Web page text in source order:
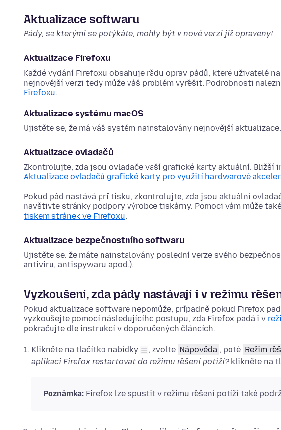
Aktualizace softwaru
Pády, se kterými se potýkáte, mohly být v nové verzi již opraveny!
Aktualizace Firefoxu
Každé vydání Firefoxu obsahuje řadu oprav pádů, které uživatelé
nejnovější verzi tedy může váš problém vyřešit. Podrobnosti
Firefoxu.
Aktualizace systému macOS
Ujistěte se, že má váš systém nainstalovány nejnovější aktualizace.
Aktualizace ovladačů
Zkontrolujte, zda jsou ovladače vaší grafické karty aktuální. Bližší
Aktualizace ovladačů grafické karty pro využití hardwarové
Pokud pád nastává při tisku, zkontrolujte, zda jsou aktuální
navštivte stránky podpory výrobce tiskárny. Pomoci vám může
tiskem stránek ve Firefoxu.
Aktualizace bezpečnostního softwaru
Ujistěte se, že máte nainstalovány poslední verze svého
antiviru, antispywaru apod.).
Vyzkoušení, zda pády nastávají i v režimu
Pokud aktualizace software nepomůže, případně pokud Firefox
vyzkoušejte pomocí následujícího postupu, zda Firefox padá i v
pokračujte dle instrukcí v doporučených článcích.
Klikněte na tlačítko nabídky , zvolte Nápověda , poté Režim
aplikaci Firefox restartovat do režimu řešení potíží? klikněte na
Poznámka: Firefox lze spustit v režimu řešení potíží také